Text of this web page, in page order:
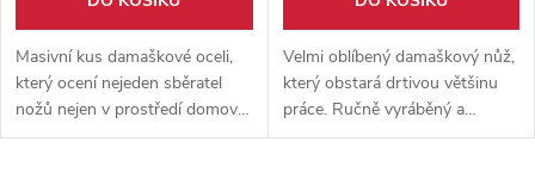
Masivní kus damaškové oceli,
který ocení nejeden sběratel
nožů nejen v prostředí domova,
ale i v outdooru. Dobrý nůž,
Velmi oblíbený damaškový nůž,
který obstará drtivou většinu
práce. Ručně vyráběný a
vysoce kvalitní. Dodáván s